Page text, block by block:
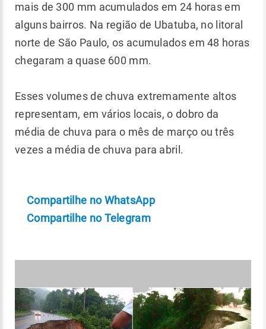
mais de 300 mm acumulados em 24 horas em
alguns bairros. Na região de Ubatuba, no litoral
norte de São Paulo, os acumulados em 48 horas
chegaram a quase 600 mm.
Esses volumes de chuva extremamente altos
representam, em vários locais, o dobro da
média de chuva para o mês de março ou três
vezes a média de chuva para abril.
Compartilhe no WhatsApp
Compartilhe no Telegram